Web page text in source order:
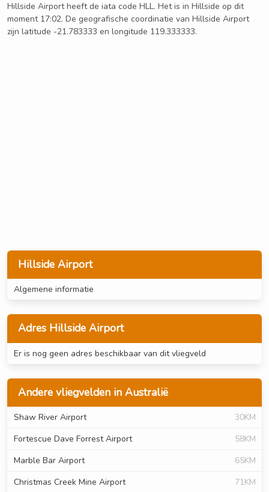
Hillside Airport
Algemene informatie
Adres Hillside Airport
Er is nog geen adres beschikbaar van dit vliegveld
Andere vliegvelden in Australië
Shaw River Airport
30KM
Fortescue Dave Forrest Airport
58KM
Marble Bar Airport
65KM
Christmas Creek Mine Airport
71KM
Hillside Airport heeft de iata code HLL. Het is in Hillside op dit
moment 17:02. De geografische coordinatie van Hillside Airport
zijn latitude -21.783333 en longitude 119.333333.